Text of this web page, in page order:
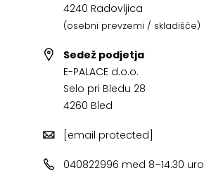
4240 Radovljica
(osebni prevzemi / skladišče)
Sedež podjetja
E-PALACE d.o.o.
Selo pri Bledu 28
4260 Bled
[email protected]
040822996 med 8–14.30 uro